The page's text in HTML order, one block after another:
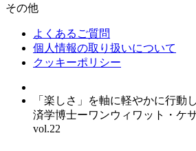
その他
よくあるご質問
個人情報の取り扱いについて
クッキーポリシー
「楽しさ」を軸に軽やかに行動
済学博士ーワンウィワット・ケ
vol.22